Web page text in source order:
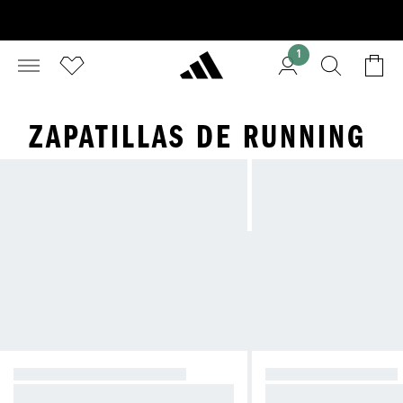
1
ZAPATILLAS DE RUNNING